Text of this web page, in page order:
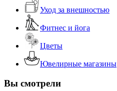
Уход за внешностью
Фитнес и йога
Цветы
Ювелирные магазины
Вы смотрели